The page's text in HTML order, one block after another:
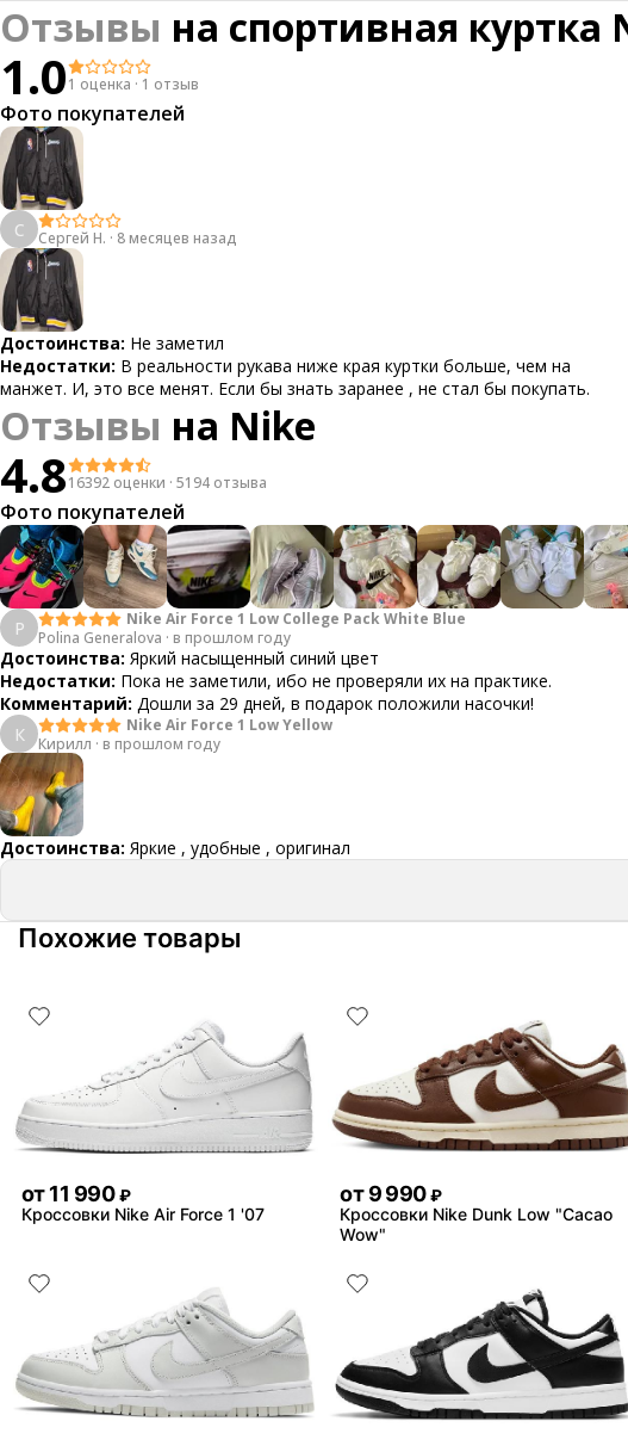
Отзывы на спортивная куртка
1.01 оценка · 1 отзыв
Фото покупателей
С Сергей Н. · 8 месяцев назад
Достоинства: Не заметил
Недостатки: В реальности рукава ниже края куртки больше, чем на
манжет. И, это все менят. Если бы знать заранее , не стал бы покупать.
Отзывы на Nike
4.816392 оценки · 5194 отзыва
Фото покупателей
P
Nike Air Force 1 Low College Pack White Blue
Polina Generalova · в прошлом году
Достоинства: Яркий насыщенный синий цвет
Недостатки: Пока не заметили, ибо не проверяли их на практике.
Комментарий: Дошли за 29 дней, в подарок положили насочки!
К
Nike Air Force 1 Low Yellow
Кирилл · в прошлом году
Достоинства: Яркие , удобные , оригинал
Похожие товары
от11 990 ₽
Кроссовки Nike Air Force 1 '07
от 9 990 ₽
Кроссовки Nike Dunk Low "Cacao
Wow"